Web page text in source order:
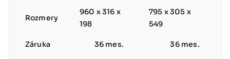
Rozmery
960 x 316 x
198
795 x 305 x
549
Záruka 36 mes. 36 mes.